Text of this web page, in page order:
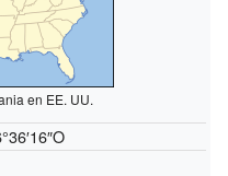
en EE. UU.